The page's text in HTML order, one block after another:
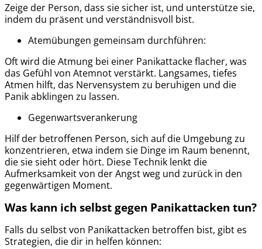
Zeige der Person, dass sie sicher ist, und unterstütze sie,
indem du präsent und verständnisvoll bist.
Atemübungen gemeinsam durchführen:
Oft wird die Atmung bei einer Panikattacke flacher, was
das Gefühl von Atemnot verstärkt. Langsames, tiefes
Atmen hilft, das Nervensystem zu beruhigen und die
Panik abklingen zu lassen.
Gegenwartsverankerung
Hilf der betroffenen Person, sich auf die Umgebung zu
konzentrieren, etwa indem sie Dinge im Raum benennt,
die sie sieht oder hört. Diese Technik lenkt die
Aufmerksamkeit von der Angst weg und zurück in den
gegenwärtigen Moment.
Was kann ich selbst gegen Panikattacken tun?
Falls du selbst von Panikattacken betroffen bist, gibt es
Strategien, die dir in helfen können: